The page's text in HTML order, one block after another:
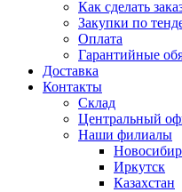
Как сделать
Закупки по
Оплата
Гарантийные
Доставка
Контакты
Склад
Центральный
Наши филиалы
Иркутск
Казахстан